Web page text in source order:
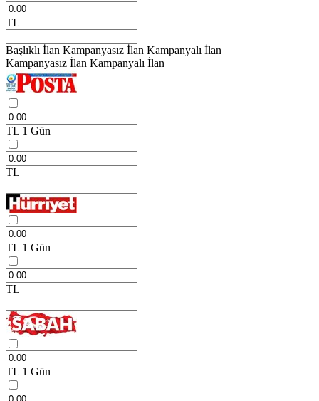
TL
Başlıklı İlan Kampanyasız İlan Kampanyalı İlan
Kampanyasız İlan Kampanyalı İlan
TL 1 Gün
TL
TL 1 Gün
TL
TL 1 Gün